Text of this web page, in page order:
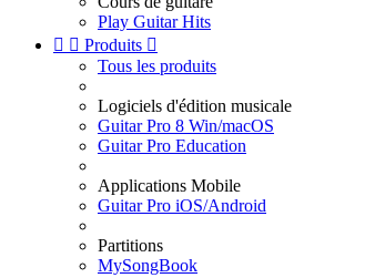
Play Guitar Hits
  Produits 
Tous les produits
Logiciels d'édition musicale
Guitar Pro 8 Win/macOS
Guitar Pro Education
Applications Mobile
Guitar Pro iOS/Android
Partitions
MySongBook